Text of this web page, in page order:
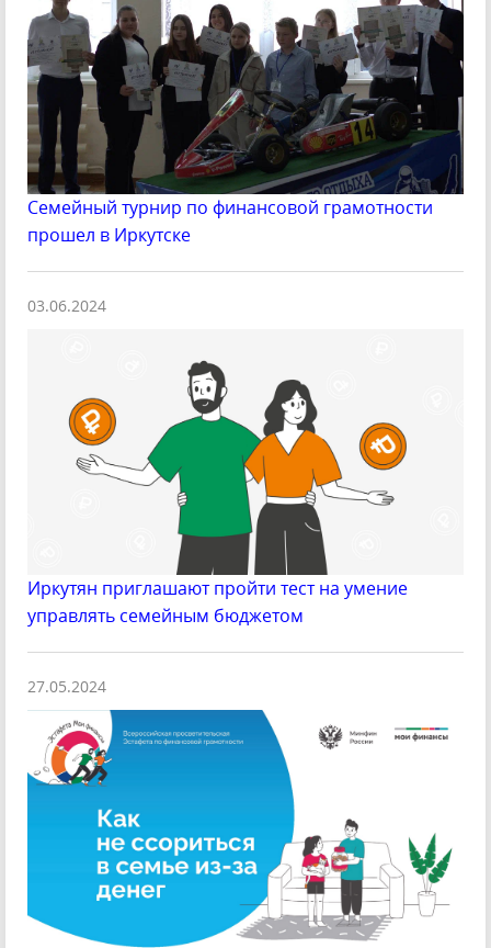
Семейный турнир по финансовой грамотности
прошел в Иркутске
03.06.2024
Иркутян приглашают пройти тест на умение
управлять семейным бюджетом
27.05.2024